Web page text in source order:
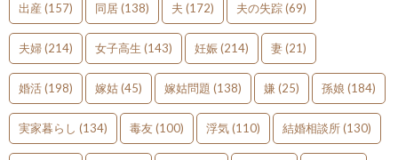
出産 (157) 同居(138) 夫 (172) 夫の失踪(69)
夫婦(214) 女子高生 (143) 妊娠(214) 妻(21)
婚活(198) 嫁姑(45) 嫁姑問題 (138) 嫌 (25) 孫娘 (184)
実家暮らし (134) 毒友(100) 浮気(110) 結婚相談所(130)